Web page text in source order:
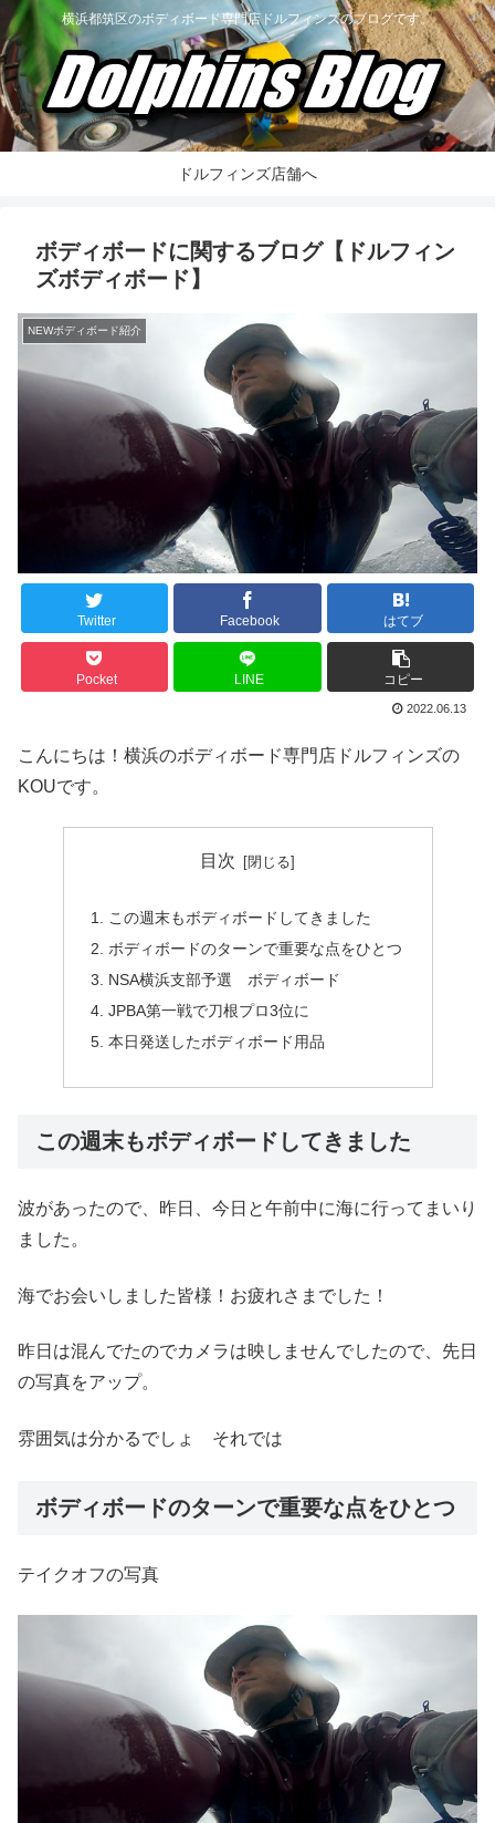
横浜都筑区のボディボード専門店ドルフィンズのブログです。
ドルフィンズ店舗へ
ボディボードに関するブログ【ドルフィン
ズボディボード】
NEWボディボード紹介
Twitter Facebook はてブ
Pocket LINE コピー
2022.06.13
こんにちは！横浜のボディボード専門店ドルフィンズの
KOUです。
目次
この週末もボディボードしてきました
ボディボードのターンで重要な点をひとつ
NSA横浜支部予選 ボディボード
JPBA第一戦で刀根プロ3位に
本日発送したボディボード用品
この週末もボディボードしてきました
波があったので、昨日、今日と午前中に海に行ってまいり
ました。
海でお会いしました皆様！お疲れさまでした！
昨日は混んでたのでカメラは映しませんでしたので、先日
の写真をアップ。
雰囲気は分かるでしょ それでは
ボディボードのターンで重要な点をひとつ
テイクオフの写真